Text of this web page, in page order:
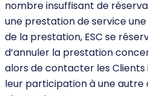
nombre insuffisant de
une prestation de service
de la prestation, ESC se
d’annuler la prestation
alors de contacter les Clients
leur participation à une autre